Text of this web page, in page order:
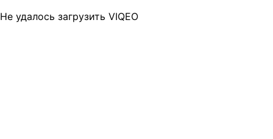
Не удалось загрузить VIQEO